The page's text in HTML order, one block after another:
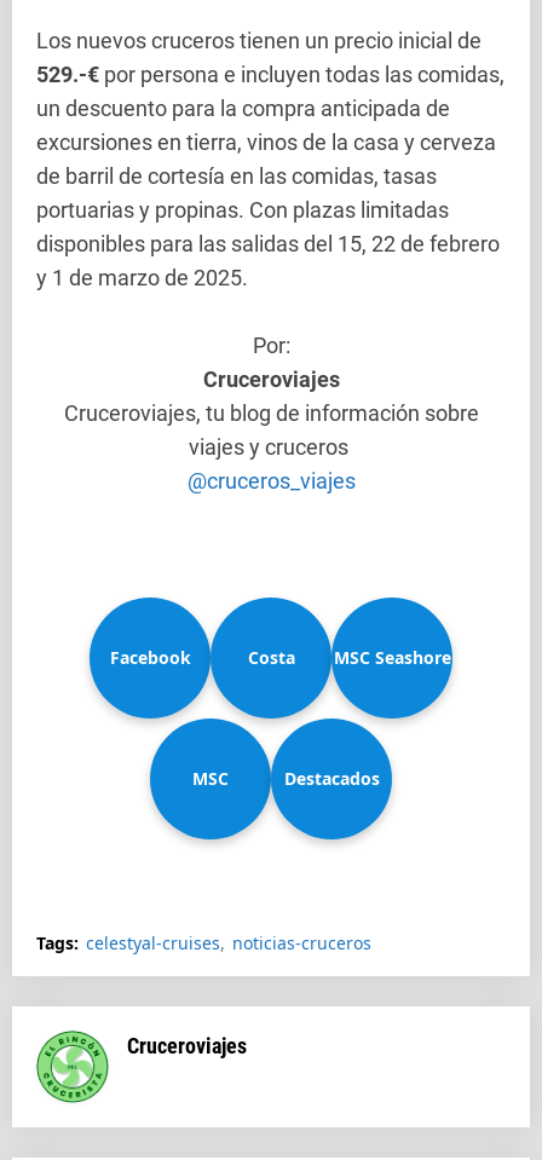
Los nuevos cruceros tienen un precio inicial de
529.-€ por persona e incluyen todas las comidas,
un descuento para la compra anticipada de
excursiones en tierra, vinos de la casa y cerveza
de barril de cortesía en las comidas, tasas
portuarias y propinas. Con plazas limitadas
disponibles para las salidas del 15, 22 de febrero
y 1 de marzo de 2025.
Por:
Cruceroviajes
Cruceroviajes, tu blog de información sobre
viajes y cruceros
@cruceros_viajes
Facebook Costa
Diadema
MSC Seashore
MSC Destacados
Tags: celestyal-cruises noticias-cruceros
Cruceroviajes